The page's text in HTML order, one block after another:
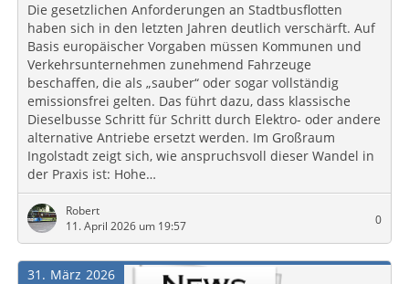
Die gesetzlichen Anforderungen an Stadtbusflotten
haben sich in den letzten Jahren deutlich verschärft. Auf
Basis europäischer Vorgaben müssen Kommunen und
Verkehrsunternehmen zunehmend Fahrzeuge
beschaffen, die als „sauber“ oder sogar vollständig
emissionsfrei gelten. Das führt dazu, dass klassische
Dieselbusse Schritt für Schritt durch Elektro- oder andere
alternative Antriebe ersetzt werden. Im Großraum
Ingolstadt zeigt sich, wie anspruchsvoll dieser Wandel in
der Praxis ist: Hohe…
Robert
11. April 2026 um 19:57
0
März
31 2026